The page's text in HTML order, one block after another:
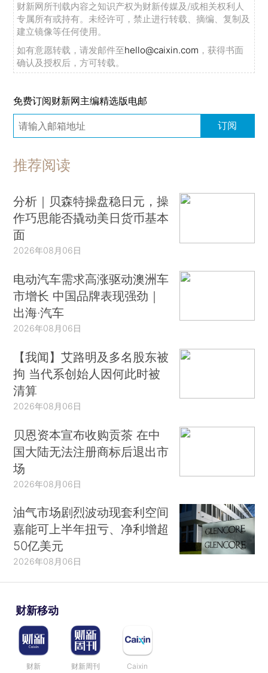
财新网所刊载内容之知识产权为财新传媒及/或相关权利人
专属所有或持有。未经许可，禁止进行转载、摘编、复制及
建立镜像等任何使用。
如有意愿转载，请发邮件至hello@caixin.com ，获得书面
确认及授权后，方可转载。
免费订阅财新网主编精选版电邮
订阅
推荐阅读
分析｜贝森特操盘稳日元，操
作巧思能否撬动美日货币基本
面
2026年08月06日
电动汽车需求高涨驱动澳洲车
市增长 中国品牌表现强劲｜
出海·汽车
2026年08月06日
【我闻】艾路明及多名股东被
拘 当代系创始人因何此时被
清算
2026年08月06日
贝恩资本宣布收购贡茶 在中
国大陆无法注册商标后退出市
场
2026年08月06日
油气市场剧烈波动现套利空间
嘉能可上半年扭亏、净利增超
50亿美元
2026年08月06日
财新移动
财新 财新周刊 Caixin